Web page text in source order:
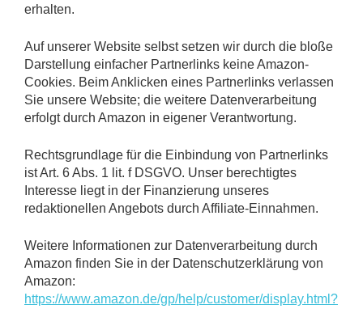
erhalten.
Auf unserer Website selbst setzen wir durch die bloße
Darstellung einfacher Partnerlinks keine Amazon-
Cookies. Beim Anklicken eines Partnerlinks verlassen
Sie unsere Website; die weitere Datenverarbeitung
erfolgt durch Amazon in eigener Verantwortung.
Rechtsgrundlage für die Einbindung von Partnerlinks
ist Art. 6 Abs. 1 lit. f DSGVO. Unser berechtigtes
Interesse liegt in der Finanzierung unseres
redaktionellen Angebots durch Affiliate-Einnahmen.
Weitere Informationen zur Datenverarbeitung durch
Amazon finden Sie in der Datenschutzerklärung von
Amazon:
https://www.amazon.de/gp/help/customer/display.html?